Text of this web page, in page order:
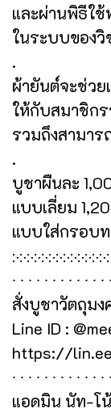
และผ่านพิธีใช้
ในระบบของวิ
.
ผ้ายันต์จะช่วย
ให้กับสมาชิก
รวมถึงสามา
.
บูชาผืนละ
แบบเลี่ยม
แบบใส่กรอบ
∙ ∙ ∙ ∙ ∙ ∙ ∙ ∙ ∙ ∙ ∙
สั่งบูชาวัตถุมง
Line ID :
https://
∙ ∙ ∙ ∙ ∙ ∙ ∙ ∙ ∙ ∙ ∙
แอดมิน นัท-โ